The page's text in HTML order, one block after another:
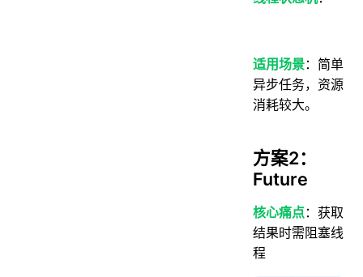
适用场景：简单
异步任务，资源
消耗较大。
方案2：
Future
核心痛点：获取
结果时需阻塞线
程